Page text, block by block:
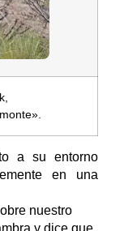
a su entorno
en una
nuestro
y dice que